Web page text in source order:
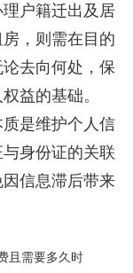
户籍迁出及居
，则需在目的
去向何处，保
益的基础。
是维护个人信
身份证的关联
信息滞后带来
且需要多久时